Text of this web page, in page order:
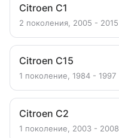
Citroen C1
2 поколения, 2005 - 2015
Citroen C15
1 поколение, 1984 - 1997
Citroen C2
1 поколение, 2003 - 2008